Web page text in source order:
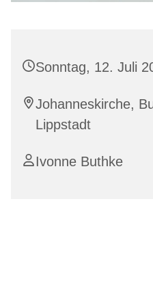
Sonntag, 12. Juli
Johanneskirche,
Lippstadt
Ivonne Buthke